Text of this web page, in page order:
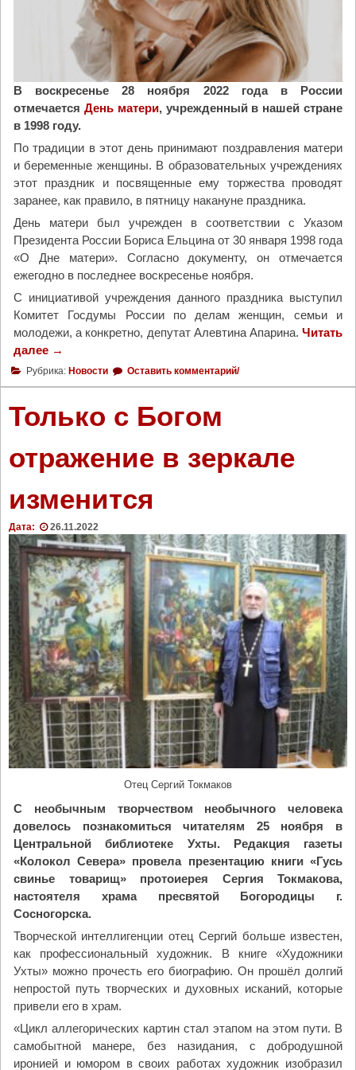
»
г
а
з
е
о
к
о
л
С
е
в
р
а
"
В воскресенье 28 ноября 2022 года в России
отмечается День матери, учрежденный в нашей стране
в 1998 году.
По традиции в этот день принимают поздравления матери
и беременные женщины. В образовательных учреждениях
этот праздник и посвященные ему торжества проводят
заранее, как правило, в пятницу накануне праздника.
День матери был учрежден в соответствии с Указом
Президента России Бориса Ельцина от 30 января 1998 года
«О Дне матери». Согласно документу, он отмечается
ежегодно в последнее воскресенье ноября.
С инициативой учреждения данного праздника выступил
Комитет Госдумы России по делам женщин, семьи и
молодежи, а конкретно, депутат Алевтина Апарина. Читать
далее "
В
Р
и
т
м
е
ч
а
ю
т
Д
е
н
ь
м
т
е
р
"
→
Рубрика: Новости Оставить комментарий/
Только с Богом
отражение в зеркале
изменится
Дата: 26.11.2022
Отец Сергий Токмаков
С необычным творчеством необычного человека
довелось познакомиться читателям 25 ноября в
Центральной библиотеке Ухты. Редакция газеты
«Колокол Севера» провела презентацию книги «Гусь
свинье товарищ» протоиерея Сергия Токмакова,
настоятеля храма пресвятой Богородицы г.
Сосногорска.
Творческой интеллигенции отец Сергий больше известен,
как профессиональный художник. В книге «Художники
Ухты» можно прочесть его биографию. Он прошёл долгий
непростой путь творческих и духовных исканий, которые
привели его в храм.
«Цикл аллегорических картин стал этапом на этом пути. В
самобытной манере, без назидания, с добродушной
иронией и юмором в своих работах художник изобразил